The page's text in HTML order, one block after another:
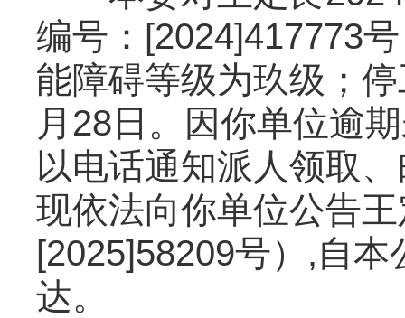
编号：[2024]417773
能障碍等级为玖级；
月28日。因你单位逾
以电话通知派人领取
现依法向你单位公告
[2025]58209号）,自
达。